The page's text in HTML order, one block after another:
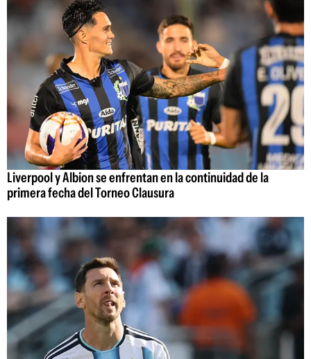
Liverpool y Albion se enfrentan en la continuidad de la
primera fecha del Torneo Clausura